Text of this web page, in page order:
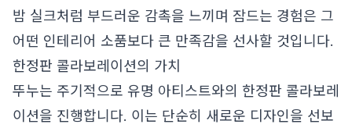
밤 실크처럼 부드러운 감촉을 느끼며 잠드는 경험은 그
어떤 인테리어 소품보다 큰 만족감을 선사할 것입니다.
한정판 콜라보레이션의 가치
뚜누는 주기적으로 유명 아티스트와의 한정판 콜라보레
이션을 진행합니다. 이는 단순히 새로운 디자인을 선보